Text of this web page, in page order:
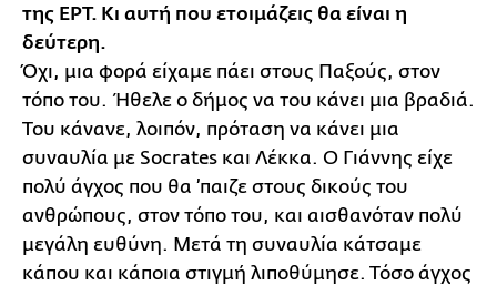
της ΕΡΤ. Κι αυτή που ετοιμάζεις θα είναι η
δεύτερη.
Όχι, μια φορά είχαμε πάει στους Παξούς, στον
τόπο του. Ήθελε ο δήμος να του κάνει μια βραδιά.
Του κάνανε, λοιπόν, πρόταση να κάνει μια
συναυλία με Socrates και Λέκκα. Ο Γιάννης είχε
πολύ άγχος που θα ’παιζε στους δικούς του
ανθρώπους, στον τόπο του, και αισθανόταν πολύ
μεγάλη ευθύνη. Μετά τη συναυλία κάτσαμε
κάπου και κάποια στιγμή λιποθύμησε. Τόσο άγχος